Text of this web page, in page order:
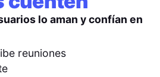
lo aman y confían en
reuniones